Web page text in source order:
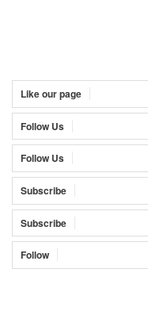
Like our page
Follow Us
Follow Us
Subscribe
Subscribe
Follow